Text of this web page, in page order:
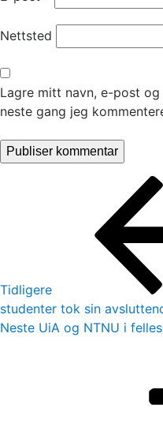
Nettsted
Lagre mitt navn, e-post
neste gang jeg
Tidligere
studenter tok sin
Neste
Neste UiA og NTNU i